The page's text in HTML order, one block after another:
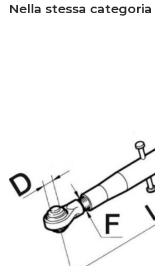
Nella stessa categoria